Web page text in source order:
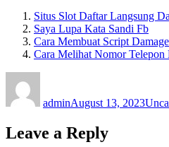
Situs Slot Daftar Langsung
Saya Lupa Kata Sandi Fb
Cara Membuat Script
Cara Melihat Nomor Telepon
adminAugust 13, 2023
Leave a Reply